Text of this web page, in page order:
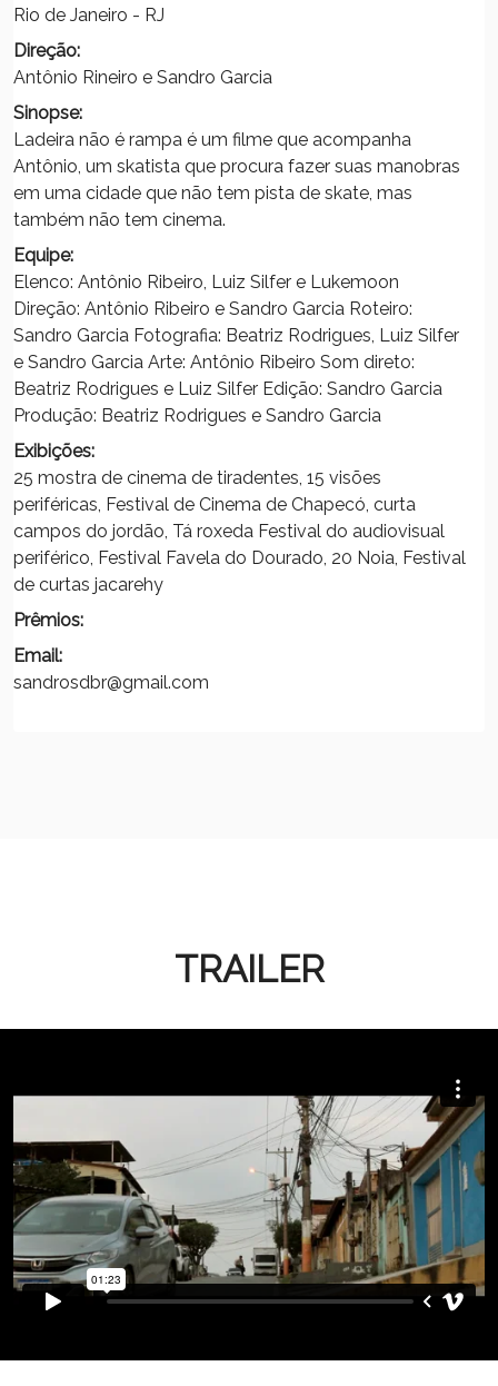
Rio de Janeiro - RJ
Direção:
Antônio Rineiro e Sandro Garcia
Sinopse:
Ladeira não é rampa é um filme que acompanha
Antônio, um skatista que procura fazer suas manobras
em uma cidade que não tem pista de skate, mas
também não tem cinema.
Equipe:
Elenco: Antônio Ribeiro, Luiz Silfer e Lukemoon
Direção: Antônio Ribeiro e Sandro Garcia Roteiro:
Sandro Garcia Fotografia: Beatriz Rodrigues, Luiz Silfer
e Sandro Garcia Arte: Antônio Ribeiro Som direto:
Beatriz Rodrigues e Luiz Silfer Edição: Sandro Garcia
Produção: Beatriz Rodrigues e Sandro Garcia
Exibições:
25 mostra de cinema de tiradentes, 15 visões
periféricas, Festival de Cinema de Chapecó, curta
campos do jordão, Tá roxeda Festival do audiovisual
periférico, Festival Favela do Dourado, 20 Noia, Festival
de curtas jacarehy
Prêmios:
Email:
sandrosdbr@gmail.com
TRAILER